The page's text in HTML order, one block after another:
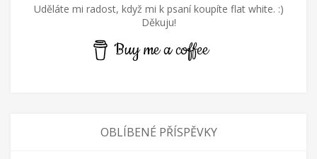
Uděláte mi radost, když mi k psaní koupíte flat white. :)
Děkuju!
Buy me a coffee
OBLÍBENÉ PŘÍSPĚVKY